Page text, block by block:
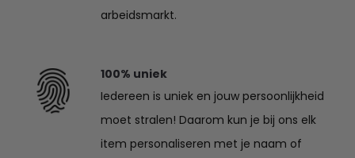
arbeidsmarkt.
100% uniek
Iedereen is uniek en jouw persoonlijkheid
moet stralen! Daarom kun je bij ons elk
item personaliseren met je naam of